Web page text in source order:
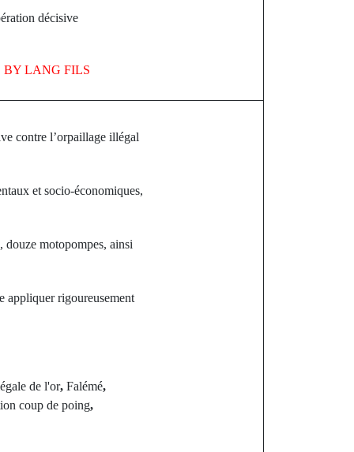
décisive
BY LANG FILS
contre l’orpaillage illégal
et socio-économiques,
motopompes, ainsi
appliquer rigoureusement
de l'or, Falémé,
coup de poing,